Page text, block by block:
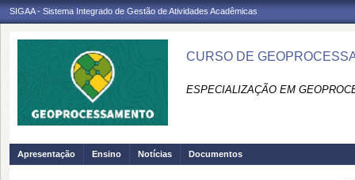
SIGAA - Sistema Integrado de Gestão de Atividades Acadêmicas
CURSO DE
ESPECIALIZAÇÃO EM
Apresentação Ensino Notícias Documentos